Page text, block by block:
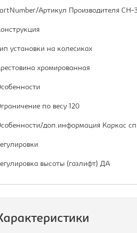
Артикул Производителя CH-
установки на колесиках
хромированная
по весу 120
доп.информация Каркас
высоты (газлифт) ДА